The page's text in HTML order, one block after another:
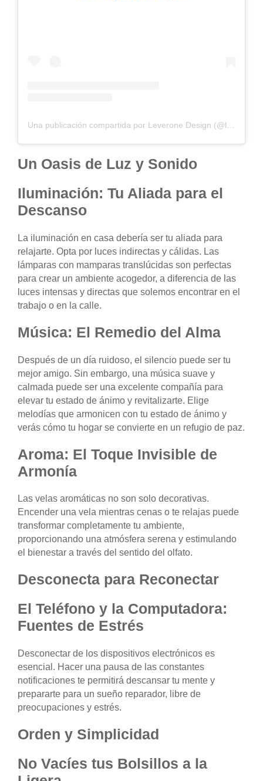
Una publicación compartida por Leverone Design (@leveronedesign)
Un Oasis de Luz y Sonido
Iluminación: Tu Aliada para el
Descanso
La iluminación en casa debería ser tu aliada para
relajarte. Opta por luces indirectas y cálidas. Las
lámparas con mamparas translúcidas son perfectas
para crear un ambiente acogedor, a diferencia de las
luces intensas y directas que solemos encontrar en el
trabajo o en la calle.
Música: El Remedio del Alma
Después de un día ruidoso, el silencio puede ser tu
mejor amigo. Sin embargo, una música suave y
calmada puede ser una excelente compañía para
elevar tu estado de ánimo y revitalizarte. Elige
melodías que armonicen con tu estado de ánimo y
verás cómo tu hogar se convierte en un refugio de paz.
Aroma: El Toque Invisible de
Armonía
Las velas aromáticas no son solo decorativas.
Encender una vela mientras cenas o te relajas puede
transformar completamente tu ambiente,
proporcionando una atmósfera serena y estimulando
el bienestar a través del sentido del olfato.
Desconecta para Reconectar
El Teléfono y la Computadora:
Fuentes de Estrés
Desconectar de los dispositivos electrónicos es
esencial. Hacer una pausa de las constantes
notificaciones te permitirá descansar tu mente y
prepararte para un sueño reparador, libre de
preocupaciones y estrés.
Orden y Simplicidad
No Vacíes tus Bolsillos a la